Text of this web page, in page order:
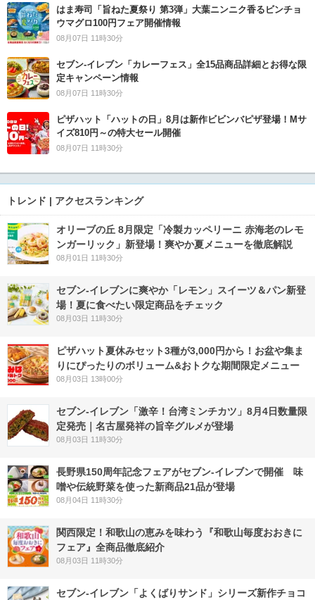
はま寿司「旨ねた夏祭り 第3弾」大葉ニンニク香るビンチョ
ウマグロ100円フェア開催情報
08月07日 11時30分
セブン‐イレブン「カレーフェス」全15品商品詳細とお得な限
定キャンペーン情報
08月07日 11時30分
ピザハット「ハットの日」8月は新作ビビンバピザ登場！Mサ
イズ810円～の特大セール開催
08月07日 11時30分
トレンド | アクセスランキング
オリーブの丘 8月限定「冷製カッペリーニ 赤海老のレモ
ンガーリック」新登場！爽やか夏メニューを徹底解説
08月01日 11時30分
セブン‐イレブンに爽やか「レモン」スイーツ＆パン新登
場！夏に食べたい限定商品をチェック
08月03日 11時30分
ピザハット夏休みセット3種が3,000円から！お盆や集ま
りにぴったりのボリューム&おトクな期間限定メニュー
08月03日 13時00分
セブン-イレブン「激辛！台湾ミンチカツ」8月4日数量限
定発売｜名古屋発祥の旨辛グルメが登場
08月03日 11時30分
長野県150周年記念フェアがセブン-イレブンで開催 味
噌や伝統野菜を使った新商品21品が登場
08月04日 11時30分
関西限定！和歌山の恵みを味わう『和歌山毎度おおきに
フェア』全商品徹底紹介
08月03日 11時30分
セブン‐イレブン「よくばりサンド」シリーズ新作チョコ